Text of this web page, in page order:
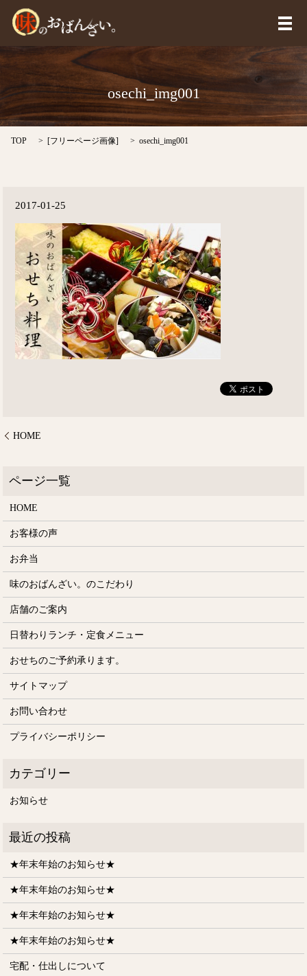
メ
osechi_img001
TOP [フリーページ画像] osechi_img001
2017-01-25
HOME
HOME
お客様の声
お弁当
味のおばんざい。のこだわり
店舗のご案内
日替わりランチ・定食メニュー
おせちのご予約承ります。
サイトマップ
お問い合わせ
プライバシーポリシー
お知らせ
★年末年始のお知らせ★
★年末年始のお知らせ★
★年末年始のお知らせ★
★年末年始のお知らせ★
宅配・仕出しについて